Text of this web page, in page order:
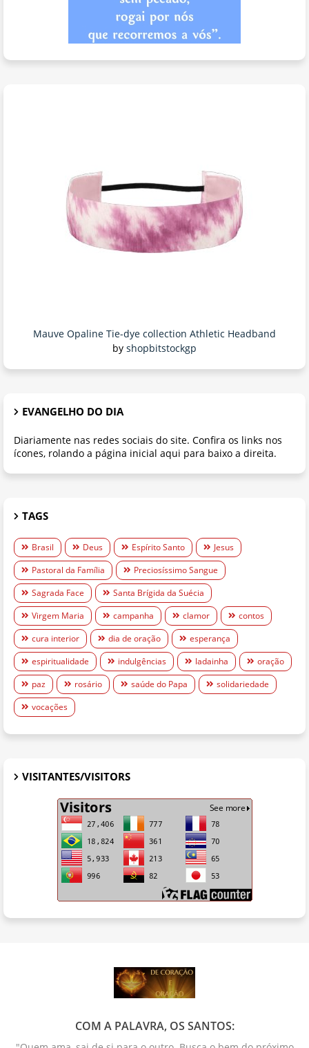
Mauve Opaline Tie-dye collection Athletic Headband
by shopbitstockgp
EVANGELHO DO DIA
Diariamente nas redes sociais do site. Confira os links nos
ícones, rolando a página inicial aqui para baixo a direita.
TAGS
Brasil Deus Espírito Santo
Jesus
Pastoral da Família
Preciosíssimo Sangue
Sagrada Face
Santa Brígida da Suécia
Virgem Maria
campanha clamor
contos
cura interior
dia de oração
esperança
espiritualidade
indulgências ladainha
oração
paz
rosário saúde do Papa
solidariedade
vocações
VISITANTES/VISITORS
COM A PALAVRA, OS SANTOS: